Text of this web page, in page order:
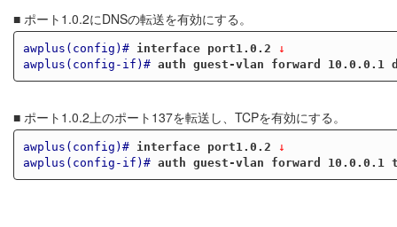
■ ポート1.0.2にDNSの転送を有効にする。
awplus(config)# interface port1.0.2 ↓
awplus(config-if)# auth guest-vlan forward 10.0.0.1
■ ポート1.0.2上のポート137を転送し、TCPを有効にする。
awplus(config)# interface port1.0.2 ↓
awplus(config-if)# auth guest-vlan forward 10.0.0.1